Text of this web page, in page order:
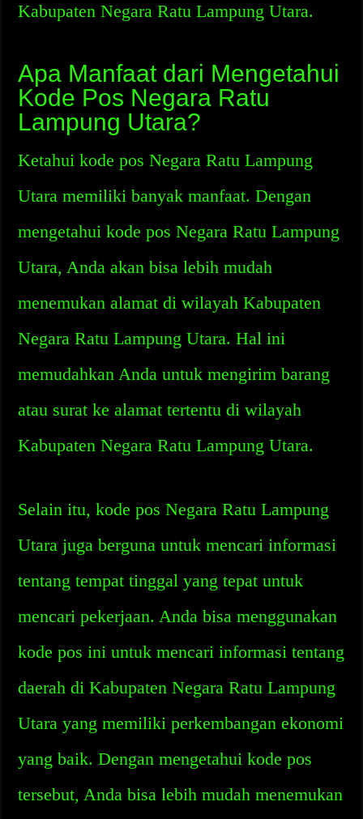
Kabupaten Negara Ratu Lampung Utara.
Apa Manfaat dari Mengetahui
Kode Pos Negara Ratu
Lampung Utara?
Ketahui kode pos Negara Ratu Lampung
Utara memiliki banyak manfaat. Dengan
mengetahui kode pos Negara Ratu Lampung
Utara, Anda akan bisa lebih mudah
menemukan alamat di wilayah Kabupaten
Negara Ratu Lampung Utara. Hal ini
memudahkan Anda untuk mengirim barang
atau surat ke alamat tertentu di wilayah
Kabupaten Negara Ratu Lampung Utara.
Selain itu, kode pos Negara Ratu Lampung
Utara juga berguna untuk mencari informasi
tentang tempat tinggal yang tepat untuk
mencari pekerjaan. Anda bisa menggunakan
kode pos ini untuk mencari informasi tentang
daerah di Kabupaten Negara Ratu Lampung
Utara yang memiliki perkembangan ekonomi
yang baik. Dengan mengetahui kode pos
tersebut, Anda bisa lebih mudah menemukan